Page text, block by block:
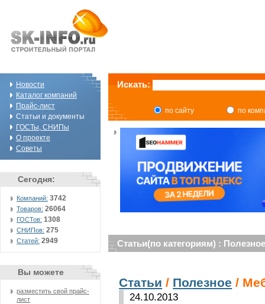
Новости
Каталог компаний
Прайс-лист
Статьи и документы
ГОСТы, СНИПы
О проекте
Советы
Сегодня:
Компаний: 3742
Товаров: 26064
ГОСТов: 1308
СНИПов: 275
Статей: 2949
Вы можете
разместить свой прайс-
лист
Искать:
по сайту по
Статьи(по категориям) : Полезное
Статьи / Полезное /
24.10.2013